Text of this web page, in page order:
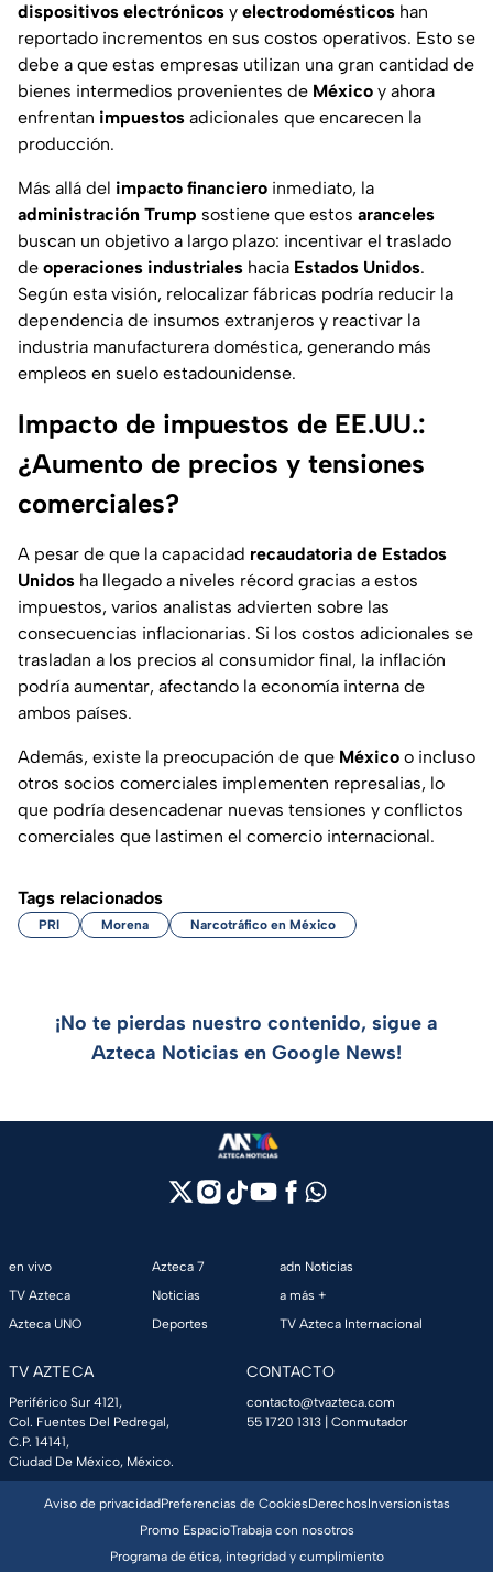
dispositivos electrónicos y electrodomésticos han
reportado incrementos en sus costos operativos. Esto se
debe a que estas empresas utilizan una gran cantidad de
bienes intermedios provenientes de México y ahora
enfrentan impuestos adicionales que encarecen la
producción.
Más allá del impacto financiero inmediato, la
administración Trump sostiene que estos aranceles
buscan un objetivo a largo plazo: incentivar el traslado
de operaciones industriales hacia Estados Unidos.
Según esta visión, relocalizar fábricas podría reducir la
dependencia de insumos extranjeros y reactivar la
industria manufacturera doméstica, generando más
empleos en suelo estadounidense.
Impacto de impuestos de EE.UU.:
¿Aumento de precios y tensiones
comerciales?
A pesar de que la capacidad recaudatoria de Estados
Unidos ha llegado a niveles récord gracias a estos
impuestos, varios analistas advierten sobre las
consecuencias inflacionarias. Si los costos adicionales se
trasladan a los precios al consumidor final, la inflación
podría aumentar, afectando la economía interna de
ambos países.
Además, existe la preocupación de que México o incluso
otros socios comerciales implementen represalias, lo
que podría desencadenar nuevas tensiones y conflictos
comerciales que lastimen el comercio internacional.
Tags relacionados
PRI Morena Narcotráfico en México
¡No te pierdas nuestro contenido, sigue a
Azteca Noticias en Google News!
en vivo
TV Azteca
Azteca UNO
Azteca 7
Noticias
Deportes
adn Noticias
a más +
TV Azteca Internacional
TV AZTECA
Periférico Sur 4121,
Col. Fuentes Del Pedregal,
C.P. 14141,
Ciudad De México, México.
CONTACTO
contacto@tvazteca.com
55 1720 1313 | Conmutador
Aviso de privacidadPreferencias de CookiesDerechosInversionistas
Promo EspacioTrabaja con nosotros
Programa de ética, integridad y cumplimiento